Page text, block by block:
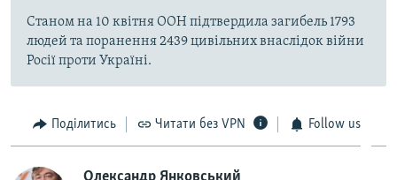
Станом на 10 квітня ООН підтвердила загибель 1793
людей та поранення 2439 цивільних внаслідок війни
Росії проти Україні.
Поділитись Читати без VPN Follow us